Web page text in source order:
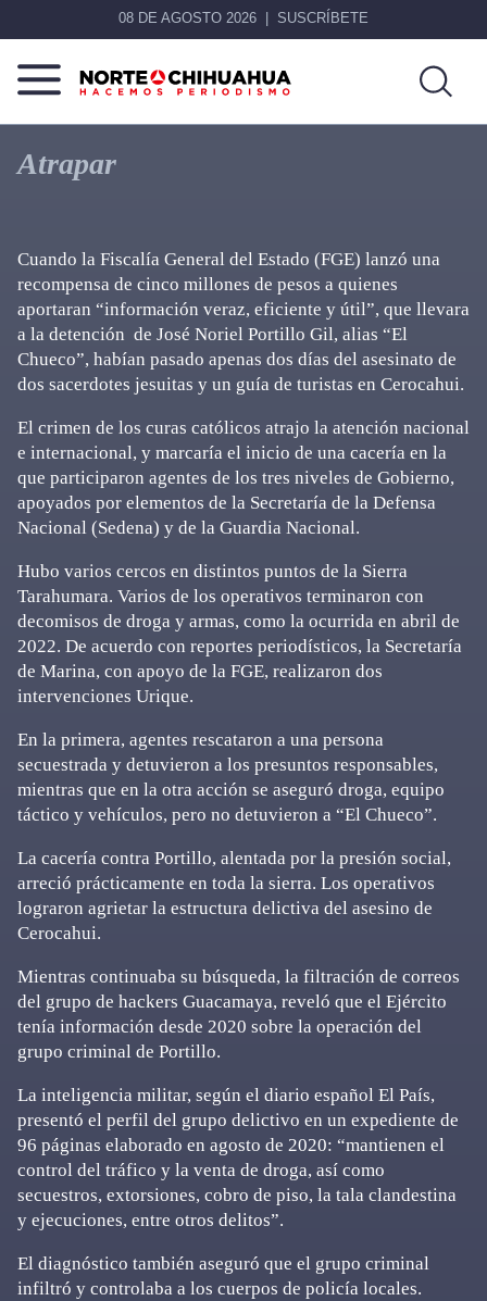
08 DE AGOSTO 2026 SUSCRÍBETE
Norte
Chihuahua
Más
que
noticias,
Atrapar
Cuando la Fiscalía General del Estado (FGE) lanzó una
recompensa de cinco millones de pesos a quienes
aportaran “información veraz, eficiente y útil”, que llevara
a la detención de José Noriel Portillo Gil, alias “El
Chueco”, habían pasado apenas dos días del asesinato de
dos sacerdotes jesuitas y un guía de turistas en Cerocahui.
El crimen de los curas católicos atrajo la atención nacional
e internacional, y marcaría el inicio de una cacería en la
que participaron agentes de los tres niveles de Gobierno,
apoyados por elementos de la Secretaría de la Defensa
Nacional (Sedena) y de la Guardia Nacional.
Hubo varios cercos en distintos puntos de la Sierra
Tarahumara. Varios de los operativos terminaron con
decomisos de droga y armas, como la ocurrida en abril de
2022. De acuerdo con reportes periodísticos, la Secretaría
de Marina, con apoyo de la FGE, realizaron dos
intervenciones Urique.
En la primera, agentes rescataron a una persona
secuestrada y detuvieron a los presuntos responsables,
mientras que en la otra acción se aseguró droga, equipo
táctico y vehículos, pero no detuvieron a “El Chueco”.
La cacería contra Portillo, alentada por la presión social,
arreció prácticamente en toda la sierra. Los operativos
lograron agrietar la estructura delictiva del asesino de
Cerocahui.
Mientras continuaba su búsqueda, la filtración de correos
del grupo de hackers Guacamaya, reveló que el Ejército
tenía información desde 2020 sobre la operación del
grupo criminal de Portillo.
La inteligencia militar, según el diario español El País,
presentó el perfil del grupo delictivo en un expediente de
96 páginas elaborado en agosto de 2020: “mantienen el
control del tráfico y la venta de droga, así como
secuestros, extorsiones, cobro de piso, la tala clandestina
y ejecuciones, entre otros delitos”.
El diagnóstico también aseguró que el grupo criminal
infiltró y controlaba a los cuerpos de policía locales.